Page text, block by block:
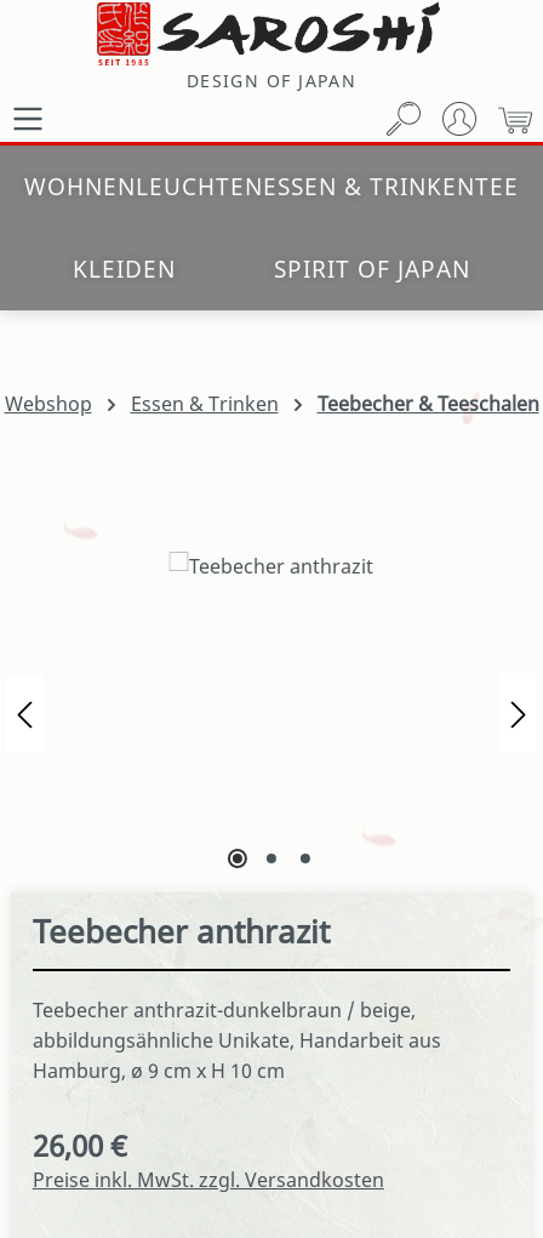
Zum Hauptinhalt springen
DESIGN OF JAPAN
WOHNENLEUCHTENESSEN & TRINKENTEE
KLEIDEN SPIRIT OF JAPAN
Webshop Essen & Trinken Teebecher & Teeschalen
Bildergalerie überspringen
Teebecher anthrazit
Teebecher anthrazit-dunkelbraun / beige,
abbildungsähnliche Unikate, Handarbeit aus
Hamburg, ø 9 cm x H 10 cm
Regulärer Preis:
26,00 €
Preise inkl. MwSt. zzgl. Versandkosten